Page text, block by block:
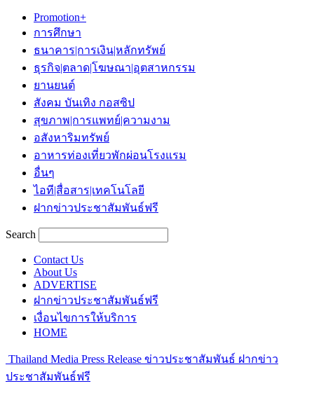
Promotion+
การศึกษา
ธนาคาร|การเงิน|หลักทรัพย์
ธุรกิจ|ตลาด|โฆษณา|อุตสาหกรรม
ยานยนต์
สังคม บันเทิง กอสซิป
สุขภาพ|การแพทย์|ความงาม
อสังหาริมทรัพย์
อาหารท่องเที่ยวพักผ่อนโรงแรม
อื่นๆ
ไอที|สื่อสาร|เทคโนโลยี
ฝากข่าวประชาสัมพันธ์ฟรี
Search
Contact Us
About Us
ADVERTISE
ฝากข่าวประชาสัมพันธ์ฟรี
เงื่อนไขการให้บริการ
HOME
Thailand Media Press Release ข่าวประชาสัมพันธ์ ฝากข่าว
ประชาสัมพันธ์ฟรี